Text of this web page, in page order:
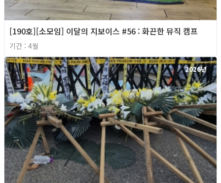
[190호][소모임] 이달의 지보이스 #56 : 화끈한 뮤직 캠프
기간 : 4월
2026년